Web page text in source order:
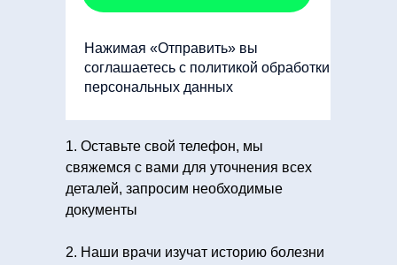
Нажимая «Отправить» вы
соглашаетесь с политикой обработки
персональных данных
1. Оставьте свой телефон, мы
свяжемся с вами для уточнения всех
деталей, запросим необходимые
документы
2. Наши врачи изучат историю болезни